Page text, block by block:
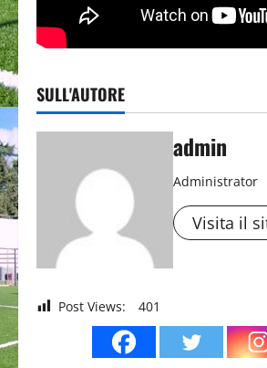
SULL'AUTORE
admin
Administrator
Visita il
Post Views: 401